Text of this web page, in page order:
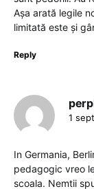
Așa arată legile
limitată este și
Reply
1
In Germania,
pedagogic vreo
scoala. Nemtii